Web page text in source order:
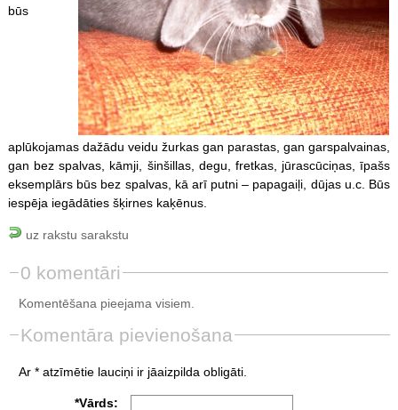
būs
aplūkojamas dažādu veidu žurkas gan parastas, gan garspalvainas,
gan bez spalvas, kāmji, šinšillas, degu, fretkas, jūrascūciņas, īpašs
eksemplārs būs bez spalvas, kā arī putni – papagaiļi, dūjas u.c. Būs
iespēja iegādāties šķirnes kaķēnus.
uz rakstu sarakstu
0 komentāri
Komentēšana pieejama visiem.
Komentāra pievienošana
Ar * atzīmētie lauciņi ir jāaizpilda obligāti.
*Vārds: